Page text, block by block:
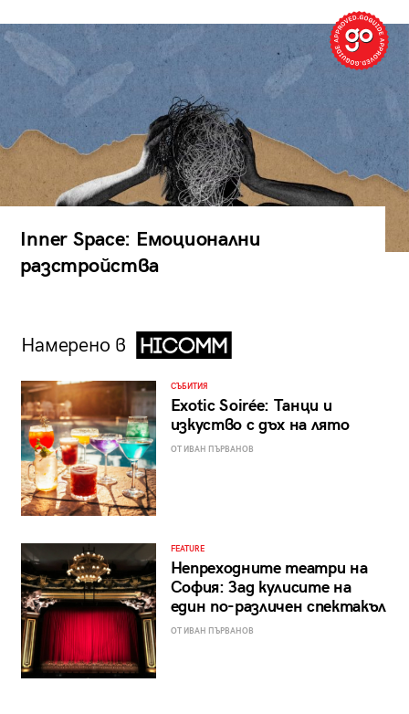
Inner Space: Емоционални
разстройства
Намерено в
СЪБИТИЯ
Exotic Soirée: Танци и
изкуство с дъх на лято
ОТ ИВАН ПЪРВАНОВ
FEATURE
Непреходните театри на
София: Зад кулисите на
един по-различен спектакъл
ОТ ИВАН ПЪРВАНОВ